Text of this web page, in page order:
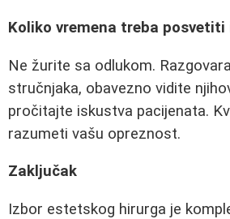
Koliko vremena treba posvetiti
Ne žurite sa odlukom.
stručnjaka, obavezno vidite
pročitajte iskustva pacijenata.
razumeti vašu opreznost.
Zaključak
Izbor estetskog hirurga je